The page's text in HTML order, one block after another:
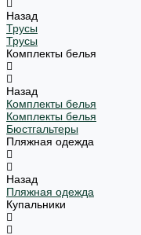
Назад
Трусы
Трусы
Комплекты белья
Назад
Комплекты белья
Комплекты белья
Бюстгальтеры
Пляжная одежда
Назад
Пляжная одежда
Купальники